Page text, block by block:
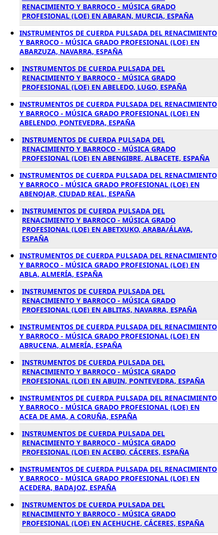
RENACIMIENTO Y BARROCO - MÚSICA GRADO
PROFESIONAL (LOE) EN ABARAN, MURCIA, ESPAÑA
INSTRUMENTOS DE CUERDA PULSADA DEL RENACIMIENTO
Y BARROCO - MÚSICA GRADO PROFESIONAL (LOE) EN
ABARZUZA, NAVARRA, ESPAÑA
INSTRUMENTOS DE CUERDA PULSADA DEL
RENACIMIENTO Y BARROCO - MÚSICA GRADO
PROFESIONAL (LOE) EN ABELEDO, LUGO, ESPAÑA
INSTRUMENTOS DE CUERDA PULSADA DEL RENACIMIENTO
Y BARROCO - MÚSICA GRADO PROFESIONAL (LOE) EN
ABELENDO, PONTEVEDRA, ESPAÑA
INSTRUMENTOS DE CUERDA PULSADA DEL
RENACIMIENTO Y BARROCO - MÚSICA GRADO
PROFESIONAL (LOE) EN ABENGIBRE, ALBACETE, ESPAÑA
INSTRUMENTOS DE CUERDA PULSADA DEL RENACIMIENTO
Y BARROCO - MÚSICA GRADO PROFESIONAL (LOE) EN
ABENOJAR, CIUDAD REAL, ESPAÑA
INSTRUMENTOS DE CUERDA PULSADA DEL
RENACIMIENTO Y BARROCO - MÚSICA GRADO
PROFESIONAL (LOE) EN ABETXUKO, ARABA/ÁLAVA,
ESPAÑA
INSTRUMENTOS DE CUERDA PULSADA DEL RENACIMIENTO
Y BARROCO - MÚSICA GRADO PROFESIONAL (LOE) EN
ABLA, ALMERÍA, ESPAÑA
INSTRUMENTOS DE CUERDA PULSADA DEL
RENACIMIENTO Y BARROCO - MÚSICA GRADO
PROFESIONAL (LOE) EN ABLITAS, NAVARRA, ESPAÑA
INSTRUMENTOS DE CUERDA PULSADA DEL RENACIMIENTO
Y BARROCO - MÚSICA GRADO PROFESIONAL (LOE) EN
ABRUCENA, ALMERÍA, ESPAÑA
INSTRUMENTOS DE CUERDA PULSADA DEL
RENACIMIENTO Y BARROCO - MÚSICA GRADO
PROFESIONAL (LOE) EN ABUIN, PONTEVEDRA, ESPAÑA
INSTRUMENTOS DE CUERDA PULSADA DEL RENACIMIENTO
Y BARROCO - MÚSICA GRADO PROFESIONAL (LOE) EN
ACEA DE AMA, A CORUÑA, ESPAÑA
INSTRUMENTOS DE CUERDA PULSADA DEL
RENACIMIENTO Y BARROCO - MÚSICA GRADO
PROFESIONAL (LOE) EN ACEBO, CÁCERES, ESPAÑA
INSTRUMENTOS DE CUERDA PULSADA DEL RENACIMIENTO
Y BARROCO - MÚSICA GRADO PROFESIONAL (LOE) EN
ACEDERA, BADAJOZ, ESPAÑA
INSTRUMENTOS DE CUERDA PULSADA DEL
RENACIMIENTO Y BARROCO - MÚSICA GRADO
PROFESIONAL (LOE) EN ACEHUCHE, CÁCERES, ESPAÑA